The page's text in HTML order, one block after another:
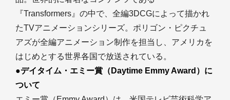
『Transformers』の中で、全編3DCGによって描かれ
たTVアニメーションシリーズ。ポリゴン・ピクチュ
アズが全編アニメーション制作を担当し、アメリカを
はじめとする世界各国で放送されている。
●デイタイム・エミー賞（Daytime Emmy Award）に
ついて